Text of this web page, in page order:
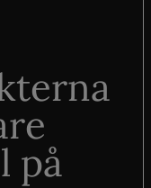
på